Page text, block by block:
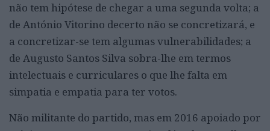
não tem hipótese de chegar a uma segunda volta; a
de António Vitorino decerto não se concretizará, e
a concretizar-se tem algumas vulnerabilidades; a
de Augusto Santos Silva sobra-lhe em termos
intelectuais e curriculares o que lhe falta em
simpatia e empatia para ter votos.
Não militante do partido, mas em 2016 apoiado por